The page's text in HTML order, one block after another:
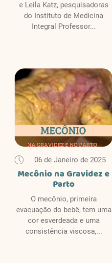
e Leila Katz, pesquisadoras
do Instituto de Medicina
Integral Professor...
06 de Janeiro de 2025
Mecônio na Gravidez e
Parto
O mecônio, primeira
evacuação do bebê, tem uma
cor esverdeada e uma
consistência viscosa,...